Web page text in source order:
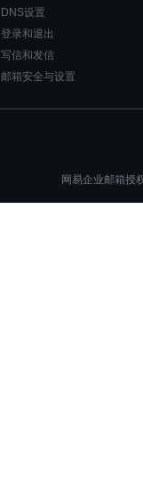
DNS设置
登录和退出
写信和发信
邮箱安全与设置
网易企业邮箱授